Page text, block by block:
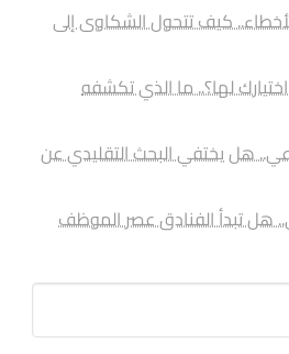
كيف تتحول الشكاوى إلى
لها؟.. ما الذي تكشفه
هل يختفي البحث التقليدي عن
هل تبدأ الفنادق عصر الموظف